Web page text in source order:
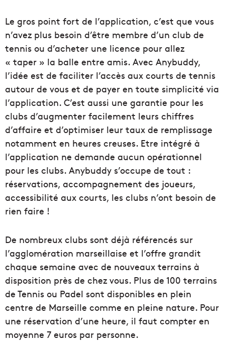
Le gros point fort de l’application, c’est que vous
n’avez plus besoin d’être membre d’un club de
tennis ou d’acheter une licence pour allez
« taper » la balle entre amis. Avec Anybuddy,
l’idée est de faciliter l’accès aux courts de tennis
autour de vous et de payer en toute simplicité via
l’application. C’est aussi une garantie pour les
clubs d’augmenter facilement leurs chiffres
d’affaire et d’optimiser leur taux de remplissage
notamment en heures creuses. Etre intégré à
l’application ne demande aucun opérationnel
pour les clubs. Anybuddy s’occupe de tout :
réservations, accompagnement des joueurs,
accessibilité aux courts, les clubs n’ont besoin de
rien faire !
De nombreux clubs sont déjà référencés sur
l’agglomération marseillaise et l’offre grandit
chaque semaine avec de nouveaux terrains à
disposition près de chez vous. Plus de 100 terrains
de Tennis ou Padel sont disponibles en plein
centre de Marseille comme en pleine nature. Pour
une réservation d’une heure, il faut compter en
moyenne 7 euros par personne.